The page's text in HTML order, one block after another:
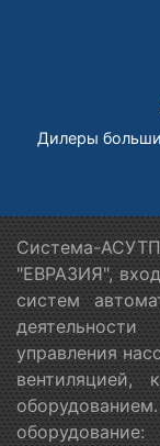
Дилеры
Система-
"ЕВРАЗИЯ",
систем
управления
вентиляцией,